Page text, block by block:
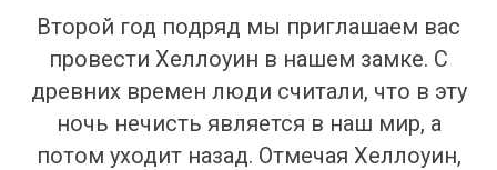
Второй год подряд мы приглашаем вас
провести Хеллоуин в нашем замке. С
древних времен люди считали, что в эту
ночь нечисть является в наш мир, а
потом уходит назад. Отмечая Хеллоуин,